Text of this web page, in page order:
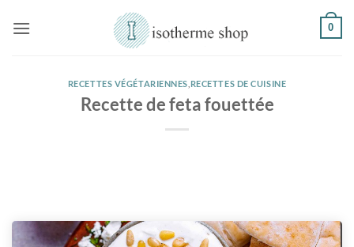
0
RECETTES VÉGÉTARIENNES RECETTES DE CUISINE
Recette de feta fouettée